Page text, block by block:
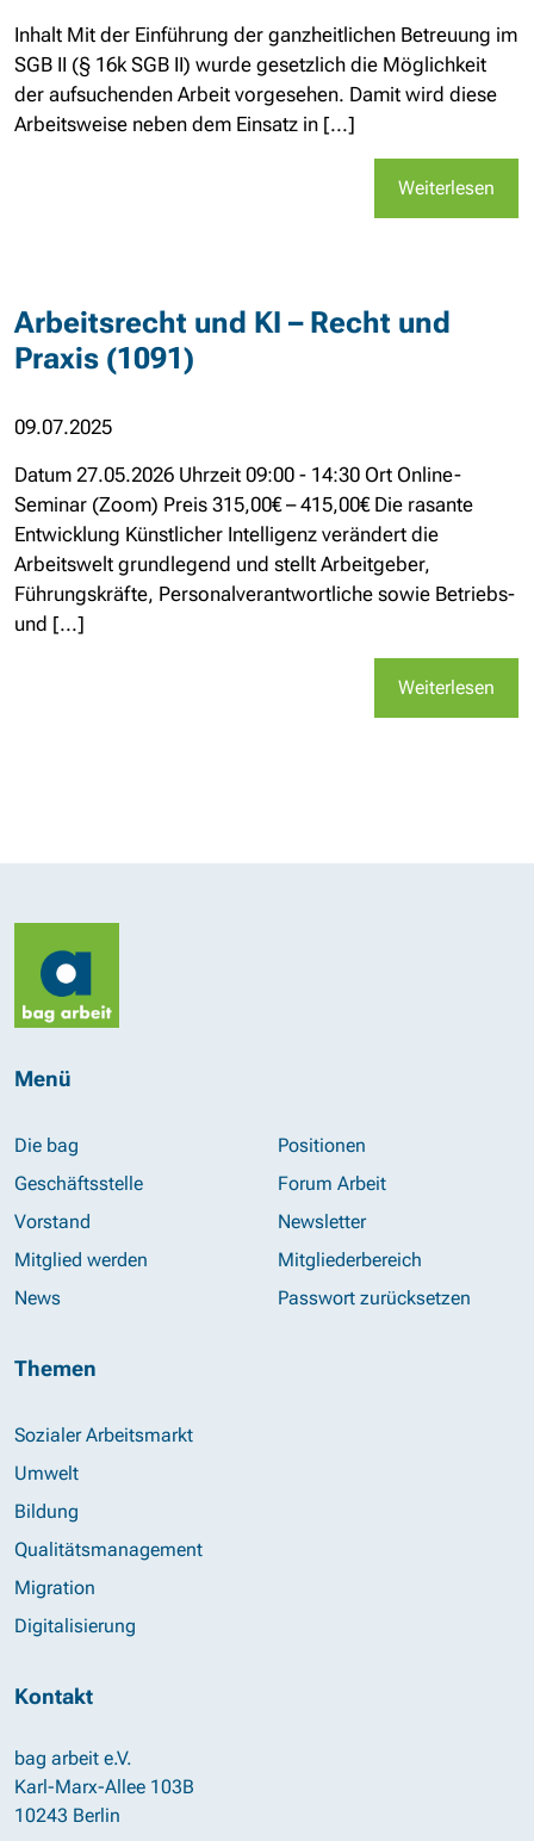
Inhalt Mit der Einführung der ganzheitlichen Betreuung im
SGB II (§ 16k SGB II) wurde gesetzlich die Möglichkeit
der aufsuchenden Arbeit vorgesehen. Damit wird diese
Arbeitsweise neben dem Einsatz in [...]
Weiterlesen
Arbeitsrecht und KI – Recht und
Praxis (1091)
09.07.2025
Datum 27.05.2026 Uhrzeit 09:00 - 14:30 Ort Online-
Seminar (Zoom) Preis 315,00€ – 415,00€ Die rasante
Entwicklung Künstlicher Intelligenz verändert die
Arbeitswelt grundlegend und stellt Arbeitgeber,
Führungskräfte, Personalverantwortliche sowie Betriebs-
und [...]
Weiterlesen
Menü
Die bag
Geschäftsstelle
Vorstand
Mitglied werden
News
Positionen
Forum Arbeit
Newsletter
Mitgliederbereich
Passwort zurücksetzen
Themen
Sozialer Arbeitsmarkt
Umwelt
Bildung
Qualitätsmanagement
Migration
Digitalisierung
Kontakt
bag arbeit e.V.
Karl-Marx-Allee 103B
10243 Berlin